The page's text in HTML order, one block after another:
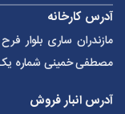
آدرس کارخانه
مازندران ساری بلوار
مصطفی خمینی شماره یک
آدرس انبار فروش